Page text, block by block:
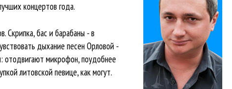
концертов года.
Скрипка, бас и барабаны - в
дыхание песен Орловой -
отодвигают микрофон, поудобнее
литовской певице, как могут.